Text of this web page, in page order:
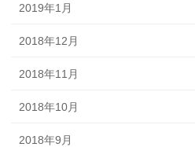
2019年1月
2018年12月
2018年11月
2018年10月
2018年9月